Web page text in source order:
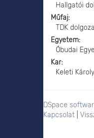
Hallgatói
Műfaj
TDK
Egyetem
Óbudai
Kar
Keleti
DSpace
Kapcsolat